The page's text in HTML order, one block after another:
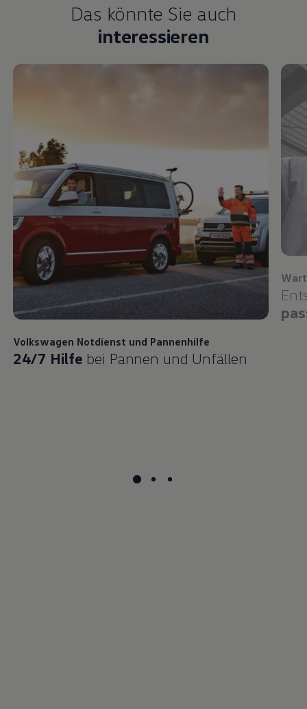
Das könnte Sie auch
interessieren
Volkswagen Notdienst und Pannenhilfe
24/7 Hilfe bei Pannen und Unfällen